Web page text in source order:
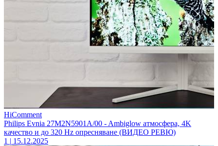
HiComment
Philips Evnia 27M2N5901A/00 - Ambiglow атмосфера, 4K
качество и до 320 Hz опресняване (ВИДЕО РЕВЮ)
1 | 15.12.2025